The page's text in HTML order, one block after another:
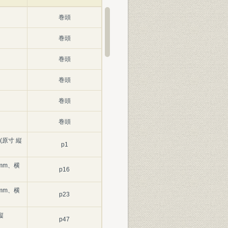
巻頭
巻頭
巻頭
巻頭
巻頭
巻頭
原寸 縦
p1
、横
p16
、横
p23
p47